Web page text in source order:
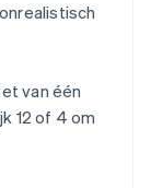
van één
12 of 4 om